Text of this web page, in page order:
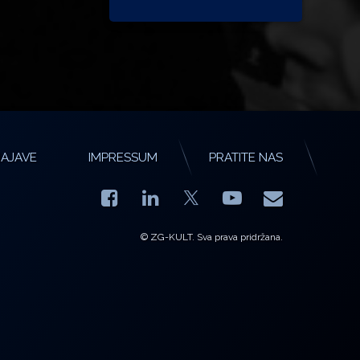
IMPRESSUM PRATITE NAS
Facebook
LinkedIn YouTube
E-mail
© ZG-KULT. Sva prava pridržana.